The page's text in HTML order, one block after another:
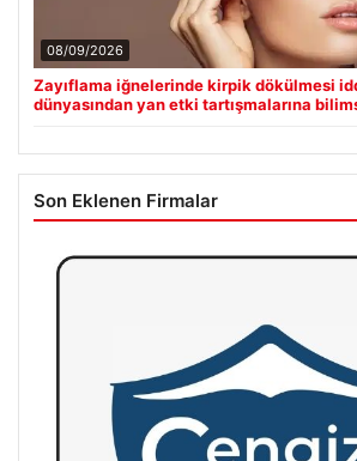
08/09/2026
Zayıflama iğnelerinde kirpik dökülmesi
dünyasından yan etki tartışmalarına
Son Eklenen Firmalar